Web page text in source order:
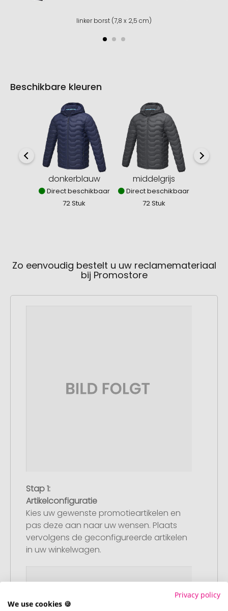
linker borst (7,8 x 2,5 cm)
Beschikbare kleuren
donkerblauw
Direct beschikbaar
72 Stuk
middelgrijs
Direct beschikbaar
72 Stuk
Zo eenvoudig bestelt u uw reclamemateriaal
bij Promostore
Stap 1:
Artikelconfiguratie
Kies uw gewenste promotieartikelen en
pas deze aan naar uw wensen. Plaats
vervolgens de geconfigureerde artikelen
in uw winkelwagen.
Privacy policy
We use cookies 🍪